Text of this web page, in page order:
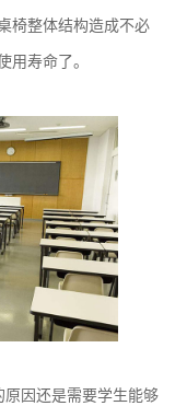
椅整体结构造成不必
用寿命了。
因还是需要学生能够